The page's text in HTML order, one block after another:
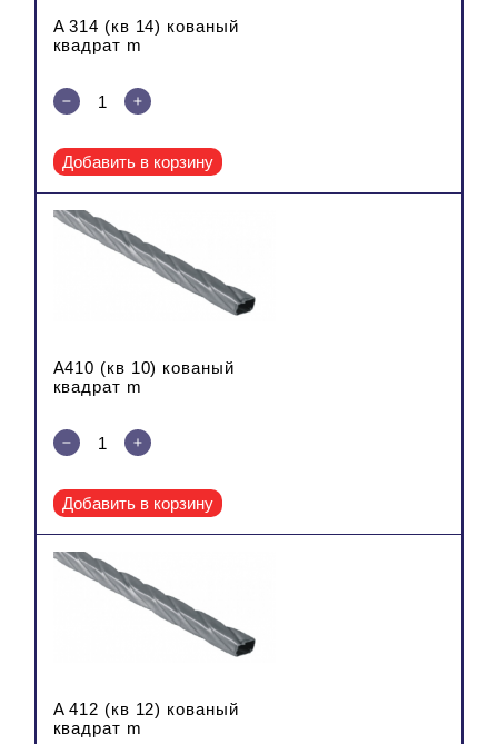
A 314 (кв 14) кованый
квадрат m
Добавить в корзину
A410 (кв 10) кованый
квадрат m
Добавить в корзину
A 412 (кв 12) кованый
квадрат m